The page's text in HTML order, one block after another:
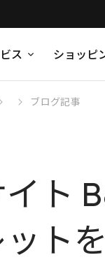
ス ショッピ
ブログ記事
ト
ト